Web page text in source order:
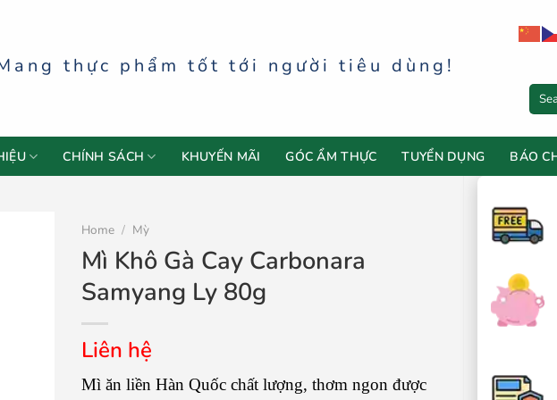
thực phẩm tốt tới người tiêu dùng!
Search
for:
CHÍNH SÁCH KHUYẾN MÃI GÓC ẨM THỰC TUYỂN DỤNG BÁO
Home / Mỳ
Mì Khô Gà Cay Carbonara
Samyang Ly 80g
Liên hệ
Mì ăn liền Hàn Quốc chất lượng, thơm ngon được